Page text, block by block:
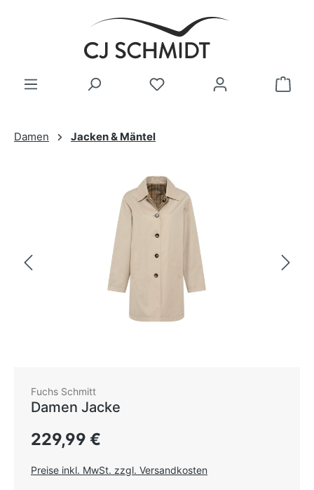
Zum Hauptinhalt springen
Damen Jacken & Mäntel
Bildergalerie überspringen
Fuchs Schmitt
Damen Jacke
Regulärer Preis:
229,99 €
Preise inkl. MwSt. zzgl. Versandkosten